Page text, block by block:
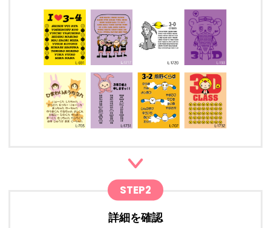
STEP2
詳細を確認